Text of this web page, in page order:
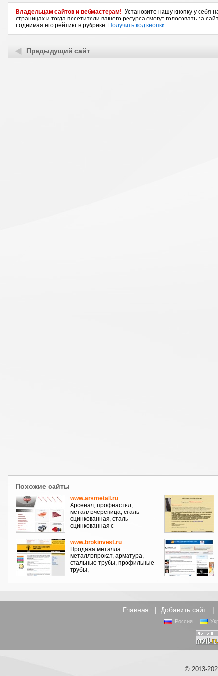
Владельцам сайтов и вебмастерам! Установите нашу кнопку у себя
страницах и тогда посетители вашего ресурса смогут голосовать за
поднимая его рейтинг в рубрике. Получить код кнопки
Предыдущий сайт
Похожие сайты
www.arsmetall.ru
Арсенал, профнастил,
металлочерепица, сталь
оцинкованная, сталь
оцинкованная с
www.brokinvest.ru
Продажа металла:
металлопрокат, арматура,
стальные трубы, профильные
трубы,
Главная | Добавить сайт |
Россия
© 2013-